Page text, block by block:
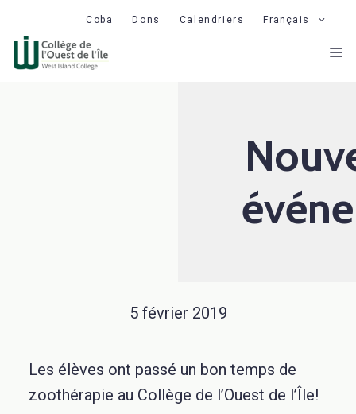
contenu
Coba Dons Calendriers Français
5 février 2019
Les élèves ont passé un bon temps de
zoothérapie au Collège de l’Ouest de l’Île!